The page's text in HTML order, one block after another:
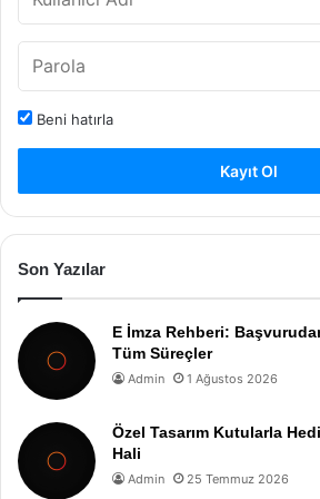
Beni hatırla
Kayıt Ol
Son Yazılar
E İmza Rehberi:
Tüm Süreçler
Admin 1 Ağustos 2026
Özel Tasarım Kutularla
Hali
Admin 25 Temmuz 2026